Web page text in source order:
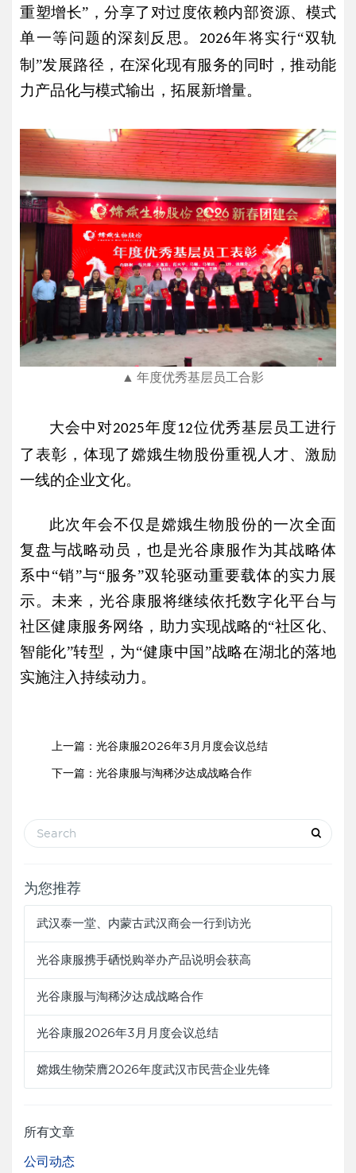
重塑增长”，分享了对过度依赖内部资源、模式
单一等问题的深刻反思。 2026年将实行“双轨
制”发展路径，在深化现有服务的同时，推动能
力产品化与模式输出，拓展新增量。
▲ 年度优秀基层员工合影
大会中对2025年度12位优秀基层员工进行
了表彰，体现了嫦娥生物股份重视人才、激励
一线的企业文化。
此次年会不仅是嫦娥生物股份的一次全面
复盘与战略动员，也是光谷康服作为其战略体
系中“销”与“服务”双轮驱动重要载体的实力展
示。未来，光谷康服将继续依托数字化平台与
社区健康服务网络，助力实现战略的“社区化、
智能化”转型，为“健康中国”战略在湖北的落地
实施注入持续动力。
上一篇： 光谷康服2026年3月月度会议总结
下一篇： 光谷康服与淘稀汐达成战略合作
为您推荐
武汉泰一堂、内蒙古武汉商会一行到访光
光谷康服携手硒悦购举办产品说明会获高
光谷康服与淘稀汐达成战略合作
光谷康服2026年3月月度会议总结
嫦娥生物荣膺2026年度武汉市民营企业先锋
所有文章
公司动态